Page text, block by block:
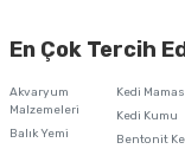
iletebilirsiniz.
Ürün resmi kalitesiz,
En Çok Tercih
Akvaryum
Malzemeleri
Balık Yemi
Kedi
Kedi Kumu
Bentonit